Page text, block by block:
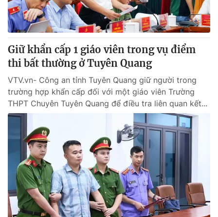
Tư vấn
Chuyên mục khác
Emagazine Podcast
Photo Infographic
Video Shorts video
VTV Money VTV Thể thao
VTV Sức khoẻ Bất động sản
Thị trường 24h Tấm lòng Việt
Giữ khẩn cấp 1 giáo viên trong vụ điểm
thi bất thường ở Tuyên Quang
VTV.vn- Công an tỉnh Tuyên Quang giữ người trong
trường hợp khẩn cấp đối với một giáo viên Trường
THPT Chuyên Tuyên Quang để điều tra liên quan kết...